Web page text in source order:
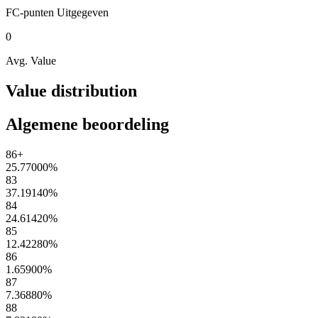
FC-punten Uitgegeven
0
Avg. Value
Value distribution
Algemene beoordeling
86+
25.77000%
83
37.19140%
84
24.61420%
85
12.42280%
86
1.65900%
87
7.36880%
88